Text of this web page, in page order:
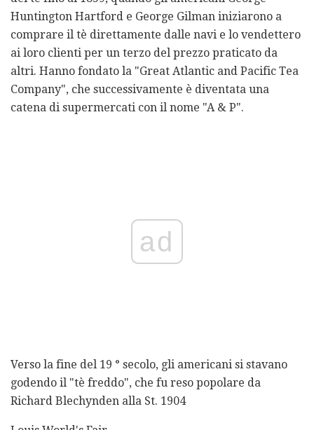
Huntington Hartford e George Gilman iniziarono a
comprare il tè direttamente dalle navi e lo vendettero
ai loro clienti per un terzo del prezzo praticato da
altri. Hanno fondato la "Great Atlantic and Pacific Tea
Company", che successivamente è diventata una
catena di supermercati con il nome "A & P".
ad
Verso la fine del 19 ° secolo, gli americani si stavano
godendo il "tè freddo", che fu reso popolare da
Richard Blechynden alla St. 1904